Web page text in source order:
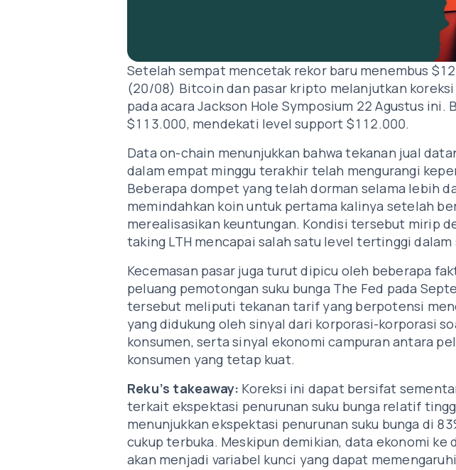
Setelah sempat mencetak rekor baru menembus
(20/08) Bitcoin dan pasar kripto melanjutkan
pada acara Jackson Hole Symposium 22 Agustus ini.
$113.000, mendekati level support $112.000.
Data on-chain menunjukkan bahwa tekanan jual
dalam empat minggu terakhir telah mengurangi
Beberapa dompet yang telah dorman selama lebih
memindahkan koin untuk pertama kalinya setelah
merealisasikan keuntungan. Kondisi tersebut mirip
taking LTH mencapai salah satu level tertinggi dalam
Kecemasan pasar juga turut dipicu oleh beberapa
peluang pemotongan suku bunga The Fed pada
tersebut meliputi tekanan tarif yang berpotensi
yang didukung oleh sinyal dari korporasi-korporasi
konsumen, serta sinyal ekonomi campuran antara
konsumen yang tetap kuat.
Reku’s takeaway: Koreksi ini dapat bersifat
terkait ekspektasi penurunan suku bunga relatif
menunjukkan ekspektasi penurunan suku bunga di
cukup terbuka. Meskipun demikian, data ekonomi ke
akan menjadi variabel kunci yang dapat